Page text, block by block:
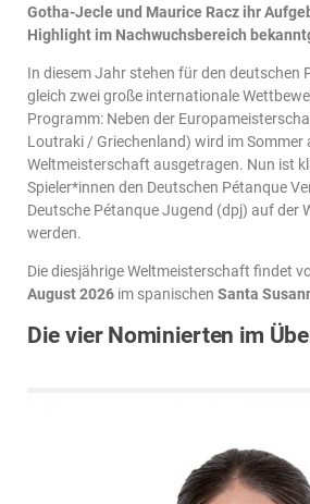
Gotha-Jecle und Maurice Racz ihr
Highlight im Nachwuchsbereich
In diesem Jahr stehen für den deutschen
gleich zwei große internationale
Programm: Neben der
Loutraki / Griechenland) wird im Sommer
Weltmeisterschaft ausgetragen. Nun ist
Spieler*innen den Deutschen Pétanque
Deutsche Pétanque Jugend (dpj) auf der
werden.
Die diesjährige Weltmeisterschaft findet
August 2026 im spanischen Santa
Die vier Nominierten im